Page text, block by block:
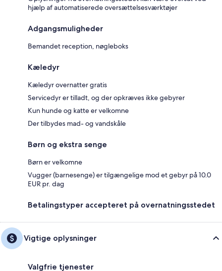
hjælp af automatiserede oversættelsesværktøjer
Adgangsmuligheder
Bemandet reception, nøgleboks
Kæledyr
Kæledyr overnatter gratis
Servicedyr er tilladt, og der opkræves ikke gebyrer
Kun hunde og katte er velkomne
Der tilbydes mad- og vandskåle
Børn og ekstra senge
Børn er velkomne
Vugger (barnesenge) er tilgængelige mod et gebyr på 10.0
EUR pr. dag
Betalingstyper accepteret på overnatningsstedet
Vigtige oplysninger
Valgfrie tjenester